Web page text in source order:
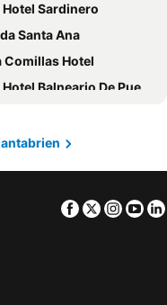
Hotel Sardinero
Santa Ana
Comillas Hotel
Balneario De Puente Viesgo
de Limpias
Faro de San Vicente
Facebook
Twitter